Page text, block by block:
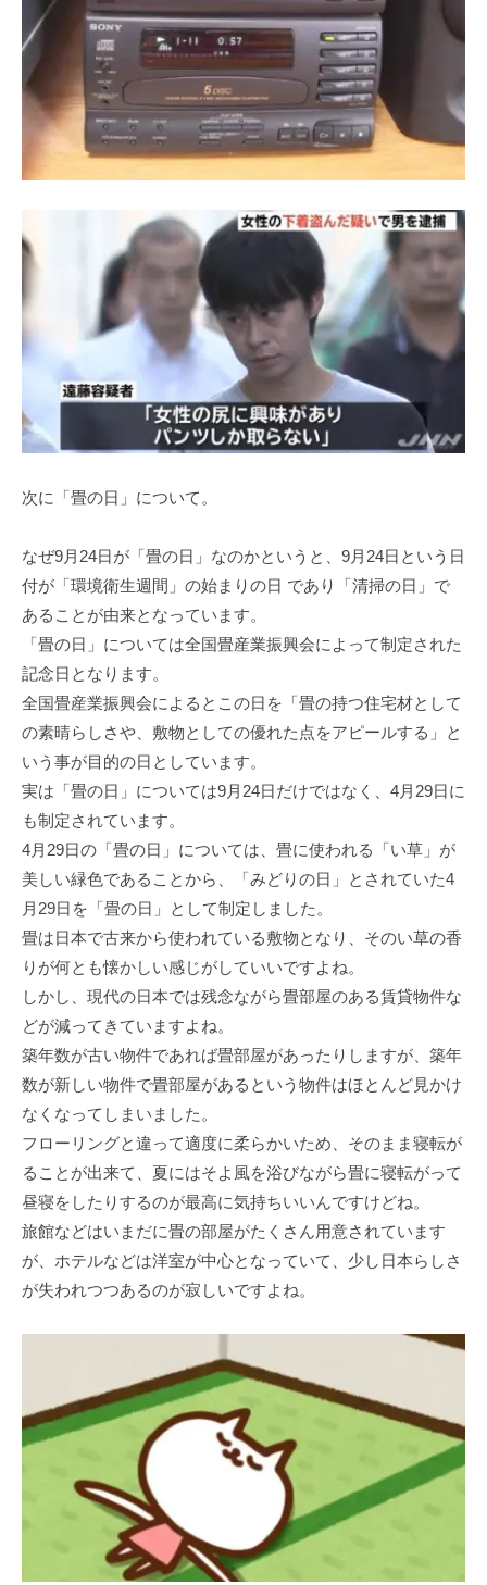
次に「畳の日」について。
なぜ9月24日が「畳の日」なのかというと、9月24日という日
付が「環境衛生週間」の始まりの日 であり「清掃の日」で
あることが由来となっています。
「畳の日」については全国畳産業振興会によって制定された
記念日となります。
全国畳産業振興会によるとこの日を「畳の持つ住宅材として
の素晴らしさや、敷物としての優れた点をアピールする」と
いう事が目的の日としています。
実は「畳の日」については9月24日だけではなく、4月29日に
も制定されています。
4月29日の「畳の日」については、畳に使われる「い草」が
美しい緑色であることから、「みどりの日」とされていた4
月29日を「畳の日」として制定しました。
畳は日本で古来から使われている敷物となり、そのい草の香
りが何とも懐かしい感じがしていいですよね。
しかし、現代の日本では残念ながら畳部屋のある賃貸物件な
どが減ってきていますよね。
築年数が古い物件であれば畳部屋があったりしますが、築年
数が新しい物件で畳部屋があるという物件はほとんど見かけ
なくなってしまいました。
フローリングと違って適度に柔らかいため、そのまま寝転が
ることが出来て、夏にはそよ風を浴びながら畳に寝転がって
昼寝をしたりするのが最高に気持ちいいんですけどね。
旅館などはいまだに畳の部屋がたくさん用意されています
が、ホテルなどは洋室が中心となっていて、少し日本らしさ
が失われつつあるのが寂しいですよね。